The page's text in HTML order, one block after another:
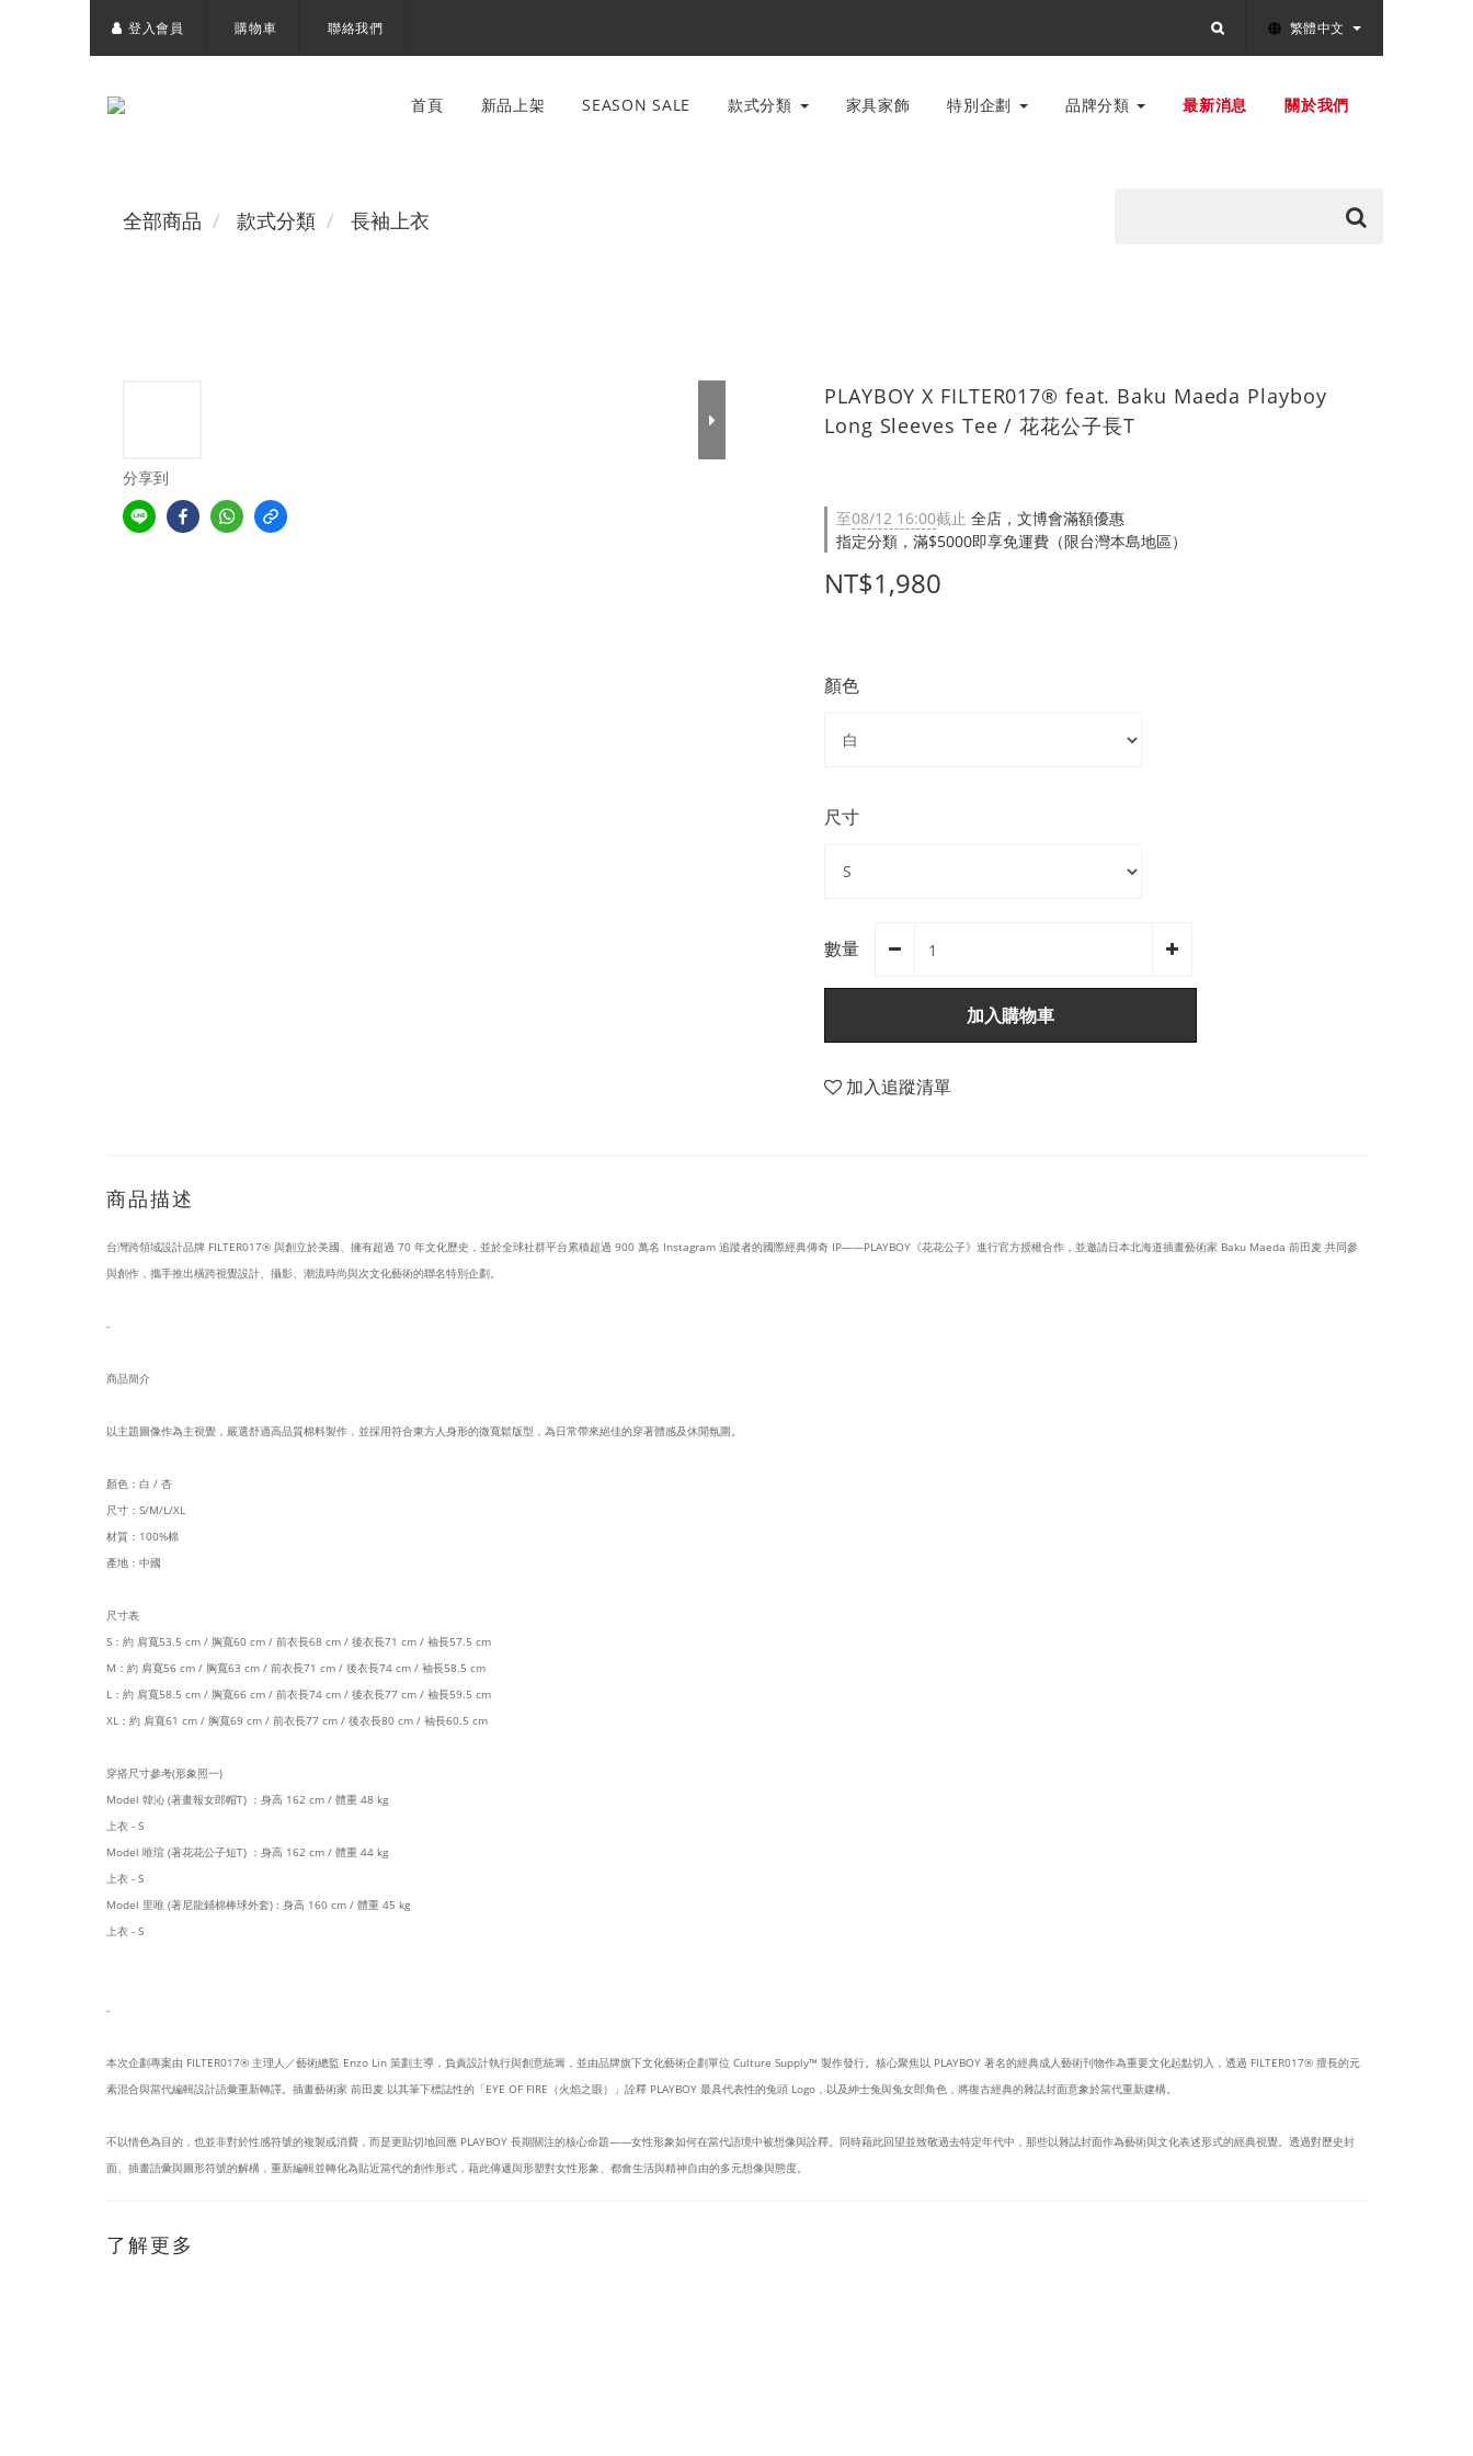
登入會員 購物車 聯絡我們 繁體中文
首頁 新品上架 SEASON SALE 款式分類 家具家飾 特別企劃 品牌分類 最新消息 關於我們
全部商品 款式分類 長袖上衣
分享到
PLAYBOY X FILTER017® feat. Baku Maeda Playboy
Long Sleeves Tee / 花花公子長T
至08/12 16:00截止 全店，文博會滿額優惠
指定分類，滿$5000即享免運費（限台灣本島地區）
NT$1,980
顏色
尺寸
數量
加入購物車
加入追蹤清單
商品描述
台灣跨領域設計品牌 FILTER017® 與創立於美國、擁有超過 70 年文化歷史，並於全球社群平台累積超過 900 萬名 Instagram 追蹤者的國際經典傳奇 IP——PLAYBOY《花花公子》進行官方授權合作，並邀請日本北海道插畫藝術家 Baku Maeda 前田麦 共同參
與創作，攜手推出橫跨視覺設計、攝影、潮流時尚與次文化藝術的聯名特別企劃。
-
商品簡介
以主題圖像作為主視覺，嚴選舒適高品質棉料製作，並採用符合東方人身形的微寬鬆版型，為日常帶來絕佳的穿著體感及休閒氛圍。
顏色：白 / 杏
尺寸：S/M/L/XL
材質：100%棉
產地：中國
尺寸表
S：約 肩寬53.5 cm / 胸寬60 cm / 前衣長68 cm / 後衣長71 cm / 袖長57.5 cm
M：約 肩寬56 cm / 胸寬63 cm / 前衣長71 cm / 後衣長74 cm / 袖長58.5 cm
L：約 肩寬58.5 cm / 胸寬66 cm / 前衣長74 cm / 後衣長77 cm / 袖長59.5 cm
XL：約 肩寬61 cm / 胸寬69 cm / 前衣長77 cm / 後衣長80 cm / 袖長60.5 cm
穿搭尺寸參考(形象照一)
Model 韓沁 (著畫報女郎帽T) ：身高 162 cm / 體重 48 kg
上衣 - S
Model 唯瑄 (著花花公子短T) ：身高 162 cm / 體重 44 kg
上衣 - S
Model 里唯 (著尼龍鋪棉棒球外套) : 身高 160 cm / 體重 45 kg
上衣 - S
-
本次企劃專案由 FILTER017® 主理人／藝術總監 Enzo Lin 策劃主導，負責設計執行與創意統籌，並由品牌旗下文化藝術企劃單位 Culture Supply™ 製作發行。核心聚焦以 PLAYBOY 著名的經典成人藝術刊物作為重要文化起點切入，透過 FILTER017® 擅長的元
素混合與當代編輯設計語彙重新轉譯。插畫藝術家 前田麦 以其筆下標誌性的「EYE OF FIRE（火焰之眼）」詮釋 PLAYBOY 最具代表性的兔頭 Logo，以及紳士兔與兔女郎角色，將復古經典的雜誌封面意象於當代重新建構。
不以情色為目的，也並非對於性感符號的複製或消費，而是更貼切地回應 PLAYBOY 長期關注的核心命題——女性形象如何在當代語境中被想像與詮釋。同時藉此回望並致敬過去特定年代中，那些以雜誌封面作為藝術與文化表述形式的經典視覺。透過對歷史封
面、插畫語彙與圖形符號的解構，重新編輯並轉化為貼近當代的創作形式，藉此傳遞與形塑對女性形象、都會生活與精神自由的多元想像與態度。
了解更多